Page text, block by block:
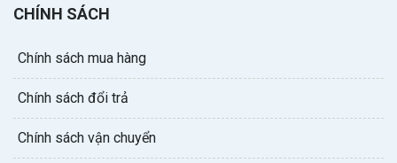
CHÍNH SÁCH
Chính sách mua hàng
Chính sách đổi trả
Chính sách vận chuyển